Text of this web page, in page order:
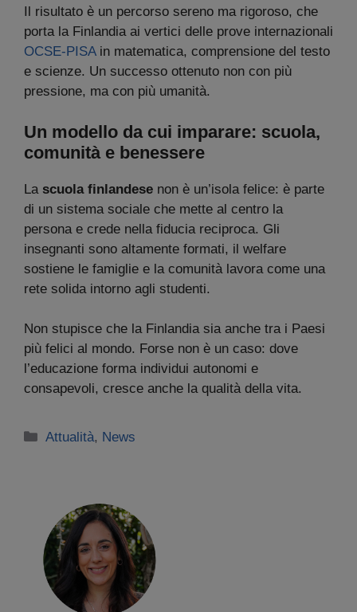
Il risultato è un percorso sereno ma rigoroso, che
porta la Finlandia ai vertici delle prove internazionali
OCSE-PISAin matematica, comprensione del testo
e scienze. Un successo ottenuto non con più
pressione, ma con più umanità.
Un modello da cui imparare: scuola,
comunità e benessere
La scuola finlandese non è un’isola felice: è parte
di un sistema sociale che mette al centro la
persona e crede nella fiducia reciproca. Gli
insegnanti sono altamente formati, il welfare
sostiene le famiglie e la comunità lavora come una
rete solida intorno agli studenti.
Non stupisce che la Finlandia sia anche tra i Paesi
più felici al mondo. Forse non è un caso: dove
l’educazione forma individui autonomi e
consapevoli, cresce anche la qualità della vita.
Categorie
Attualità, News